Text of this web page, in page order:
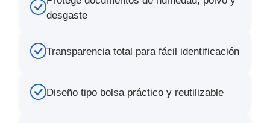
desgaste
Transparencia total para fácil identificación
Diseño tipo bolsa práctico y reutilizable